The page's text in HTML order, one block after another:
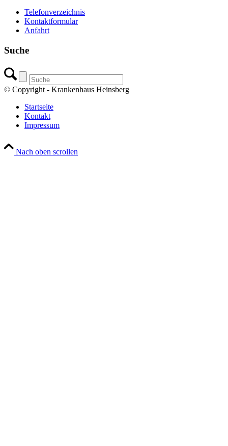
Telefonverzeichnis
Kontaktformular
Anfahrt
Suche
© Copyright - Krankenhaus Heinsberg
Startseite
Kontakt
Impressum
Nach oben scrollen